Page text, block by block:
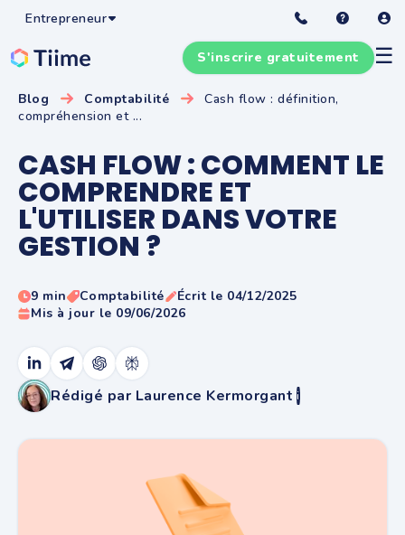
Entrepreneur
☰
S'inscrire gratuitement
Blog Comptabilité
Cash flow : définition,
compréhension et ...
CASH FLOW : COMMENT LE
COMPRENDRE ET
L'UTILISER DANS VOTRE
GESTION ?
9 min Comptabilité
Écrit le 04/12/2025
Mis à jour le 09/06/2026
Rédigé par Laurence Kermorgant i